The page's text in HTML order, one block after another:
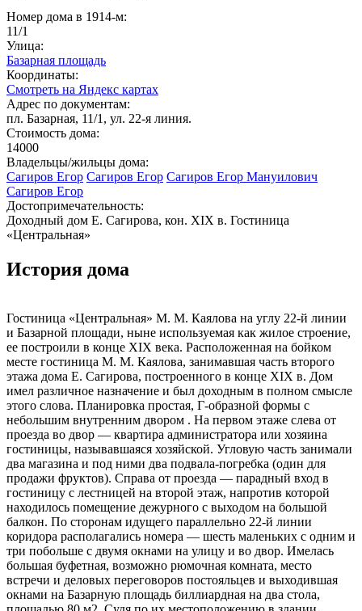
Номер дома в 1914-м:
11/1
Улица:
Базарная площадь
Координаты:
Смотреть на Яндекс картах
Адрес по документам:
пл. Базарная, 11/1, ул. 22-я линия.
Стоимость дома:
14000
Владельцы/жильцы дома:
Сагиров Егор Сагиров Егор Сагиров Егор Мануилович
Сагиров Егор
Достопримечательность:
Доходный дом Е. Сагирова, кон. ХIХ в. Гостиница
«Центральная»
История дома
Гостиница «Центральная» М. М. Каялова на углу 22-й линии
и Базарной площади, ныне используемая как жилое строение,
ее построили в конце XIX века. Расположенная на бойком
месте гостиница М. М. Каялова, занимавшая часть второго
этажа дома Е. Сагирова, построенного в конце XIX в. Дом
имел различное назначение и был доходным в полном смысле
этого слова. Планировка простая, Г-образной формы с
небольшим внутренним двором . На первом этаже слева от
проезда во двор — квартира администратора или хозяина
гостиницы, называвшаяся хозяйской. Угловую часть занимали
два магазина и под ними два подвала-погребка (один для
продажи фруктов). Справа от проезда — парадный вход в
гостиницу с лестницей на второй этаж, напротив которой
находилось помещение дежурного с выходом на большой
балкон. По сторонам идущего параллельно 22-й линии
коридора располагались номера — шесть маленьких с одним и
три побольше с двумя окнами на улицу и во двор. Имелась
большая буфетная, возможно рюмочная комната, место
встречи и деловых переговоров постояльцев и выходившая
окнами на Базарную площадь биллиардная на два стола,